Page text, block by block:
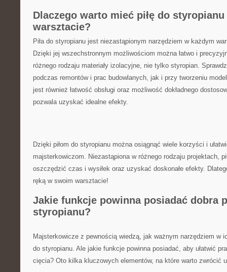
Dlaczego warto mieć⁢ piłę ​do
warsztacie?
Piła do styropianu jest niezastąpionym ‌narzędziem ‍w każdym
Dzięki​ jej wszechstronnym możliwościom można łatwo i
różnego‍ rodzaju materiały izolacyjne, nie tylko styropian.
podczas ‌remontów i prac budowlanych, jak ⁢i przy tworzeniu
jest również ⁤łatwość obsługi oraz możliwość dokładnego
‌pozwala uzyskać⁣ idealne efekty.
Dzięki piłom ⁢do styropianu można osiągnąć ‌wiele korzyści i
majsterkowiczom. Niezastąpiona w różnego rodzaju ‌projektach,
oszczędzić czas i ⁢wysiłek oraz uzyskać doskonałe efekty.
ręką w swoim ⁤warsztacie!
Jakie funkcje ⁣powinna‍ posiadać dobra
styropianu?
Majsterkowicze z⁣ pewnością wiedzą, jak⁣ ważnym narzędziem w
do styropianu. Ale jakie⁣ funkcje ⁢powinna posiadać, aby ułatwić‌
cięcia? Oto kilka ‌kluczowych elementów, na ‍które warto zwrócić